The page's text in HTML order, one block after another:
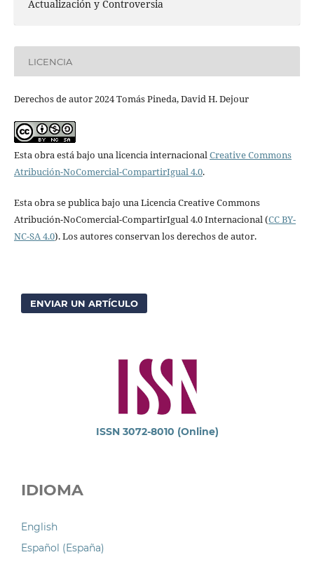
Actualización y Controversia
LICENCIA
Derechos de autor 2024 Tomás Pineda, David H. Dejour
Esta obra está bajo una licencia internacionalCreative Commons
Atribución-NoComercial-CompartirIgual 4.0.
Esta obra se publica bajo una Licencia Creative Commons
Atribución-NoComercial-CompartirIgual 4.0 Internacional (CC BY-
NC-SA 4.0). Los autores conservan los derechos de autor.
ENVIAR UN ARTÍCULO
ISSN 3072-8010 (Online)
IDIOMA
English
Español (España)